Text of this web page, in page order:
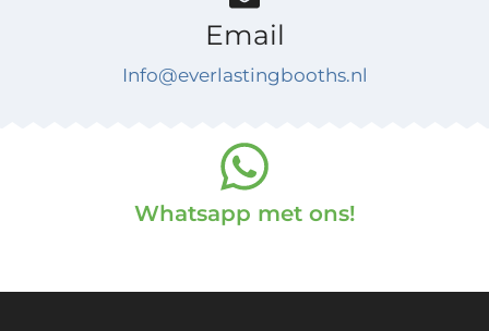
Email
Info@everlastingbooths.nl
Whatsapp met ons!